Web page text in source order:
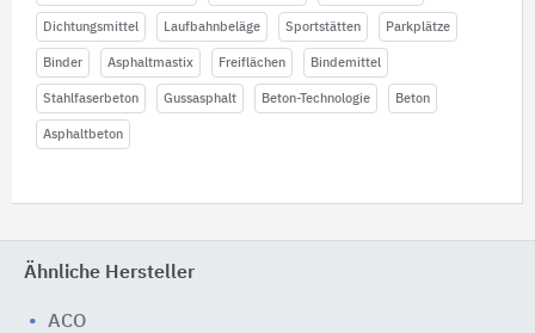
Dichtungsmittel Laufbahnbeläge Sportstätten Parkplätze
Binder Asphaltmastix Freiflächen Bindemittel
Stahlfaserbeton Gussasphalt Beton-Technologie Beton
Asphaltbeton
Ähnliche Hersteller
ACO